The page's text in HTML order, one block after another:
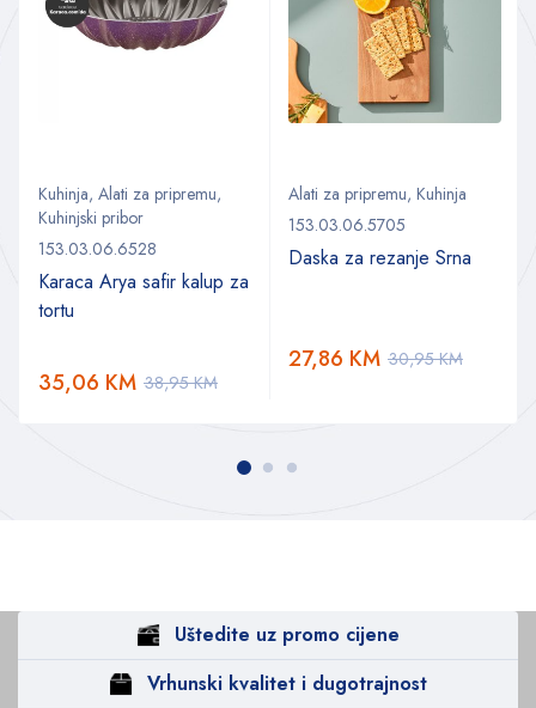
Kuhinja, Alati za pripremu,
Kuhinjski pribor
153.03.06.6528
Karaca Arya safir kalup za
tortu
38,95KM
35,06 KM
Alati za pripremu, Kuhinja
153.03.06.5705
Daska za rezanje Srna
30,95KM
27,86 KM
Uštedite uz promo cijene
Vrhunski kvalitet i dugotrajnost